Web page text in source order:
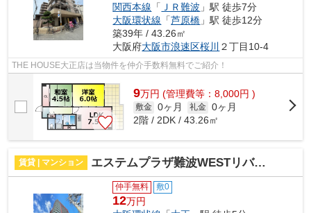
関西本線 「 ＪＲ難波 」駅 徒歩7分
大阪環状線 「芦原橋 」駅 徒歩12分
築39年 / 43.26㎡
大阪府大阪市浪速区桜川 ２丁目10-4
THE HOUSE大正店は当物件を仲介手数料無料でご紹介！
9万円 (管理費等：8,000円 )
敷金 0ヶ月 礼金 0ヶ月
2階 / 2DK / 43.26㎡
賃貸 | マンション エステムプラザ難波WESTリバークロス 仲介手数料無料
仲手無料 敷0
12万円